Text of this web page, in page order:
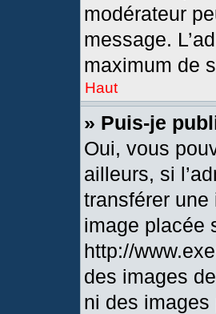
modérateur
message.
maximum de
Haut
» Puis-je
Oui, vous
ailleurs, si
transférer
image placée
http://
des images
ni des images